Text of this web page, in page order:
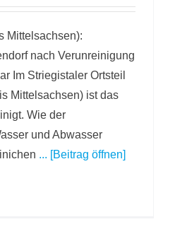
Mittelsachsen):
nach Verunreinigung
Im Striegistaler Ortsteil
Mittelsachsen) ist das
Wie der
und Abwasser
... [Beitrag öffnen]